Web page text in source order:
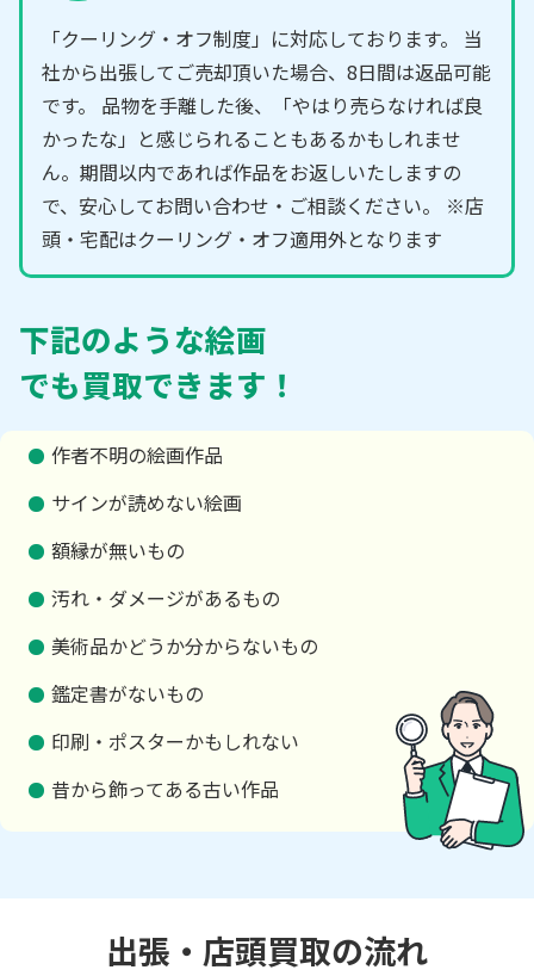
「クーリング・オフ制度」に対応しております。 当
社から出張してご売却頂いた場合、8日間は返品可能
です。 品物を手離した後、「やはり売らなければ良
かったな」と感じられることもあるかもしれませ
ん。期間以内であれば作品をお返しいたしますの
で、安心してお問い合わせ・ご相談ください。 ※店
頭・宅配はクーリング・オフ適用外となります
下記のような絵画
でも買取できます！
作者不明の絵画作品
サインが読めない絵画
額縁が無いもの
汚れ・ダメージがあるもの
美術品かどうか分からないもの
鑑定書がないもの
印刷・ポスターかもしれない
昔から飾ってある古い作品
出張・店頭買取の流れ